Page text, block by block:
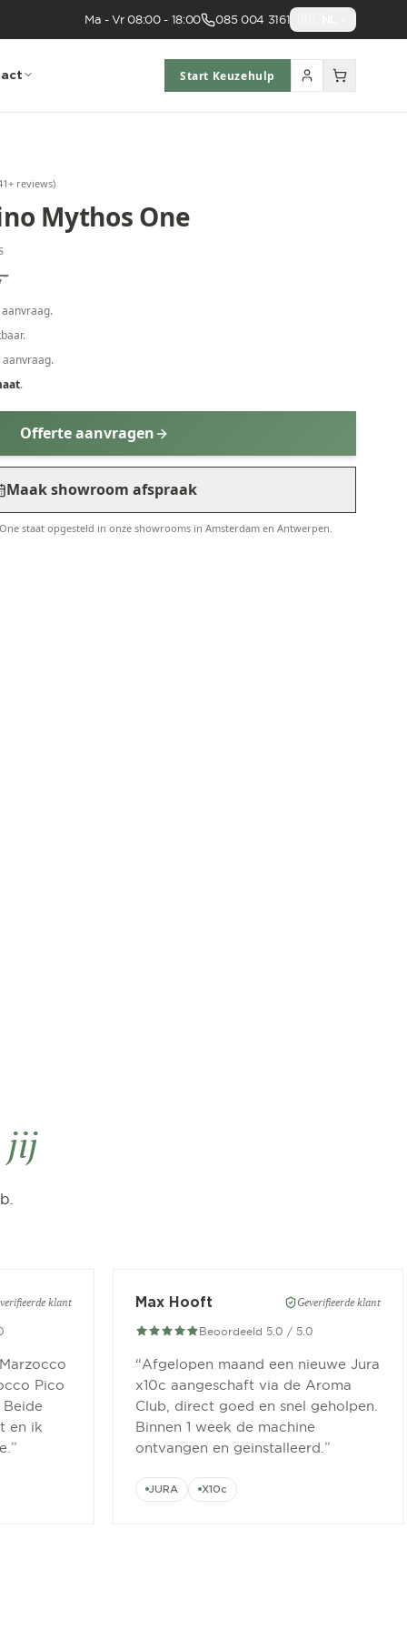
Ma - Vr 08:00 - 18:00 085 004 3161
Start Keuzehulp
+ reviews)
Mythos One
.
Offerte aanvragen
Maak showroom afspraak
staat opgesteld in onze showrooms in Amsterdam en Antwerpen.
jij
klant
Pico
en ik
”
Max Hooft Geverifieerde klant
Beoordeeld 5.0 / 5.0
“Afgelopen maand een nieuwe Jura
x10c aangeschaft via de Aroma
Club, direct goed en snel geholpen.
Binnen 1 week de machine
ontvangen en geinstalleerd. ”
JURA X10c